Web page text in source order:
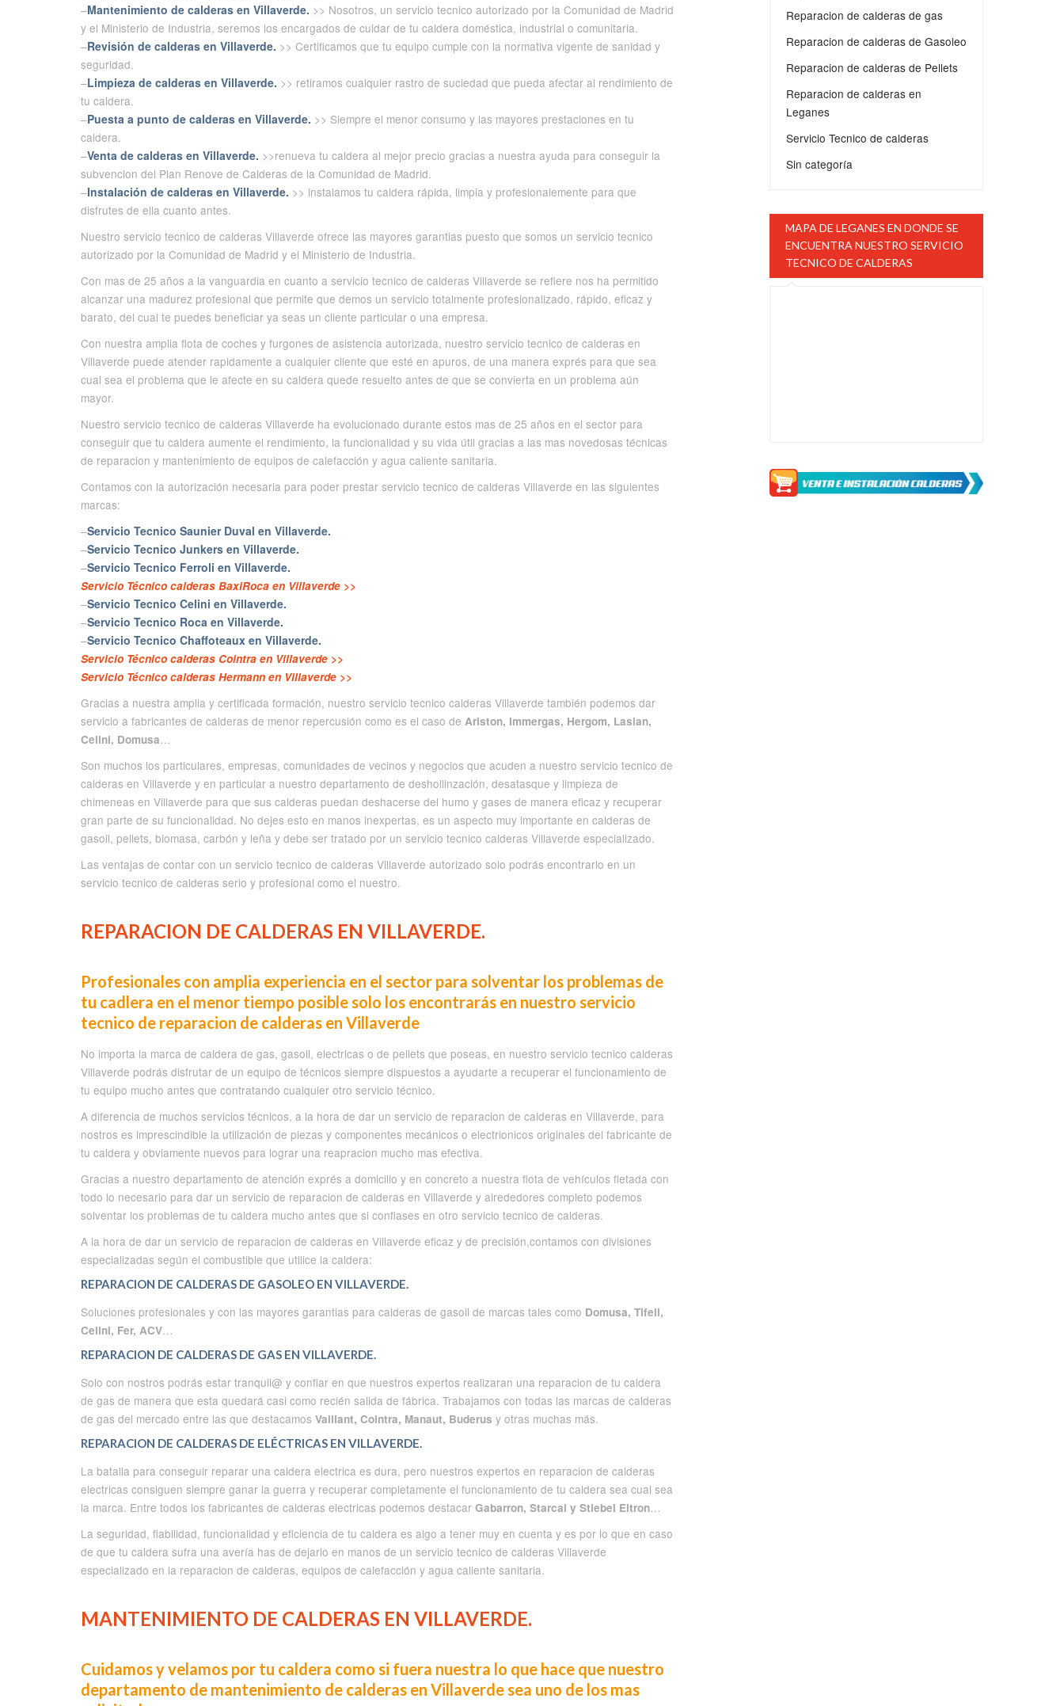
–Mantenimiento de calderas en Villaverde. >> Nosotros, un servicio tecnico autorizado por la Comunidad de Madrid
y el Ministerio de Industria, seremos los encargados de cuidar de tu caldera doméstica, industrial o comunitaria.
–Revisión de calderas en Villaverde. >> Certificamos que tu equipo cumple con la normativa vigente de sanidad y
seguridad.
–Limpieza de calderas en Villaverde. >> retiramos cualquier rastro de suciedad que pueda afectar al rendimiento de
tu caldera.
–Puesta a punto de calderas en Villaverde. >> Siempre el menor consumo y las mayores prestaciones en tu
caldera.
–Venta de calderas en Villaverde. >>renueva tu caldera al mejor precio gracias a nuestra ayuda para conseguir la
subvencion del Plan Renove de Calderas de la Comunidad de Madrid.
–Instalación de calderas en Villaverde. >> instalamos tu caldera rápida, limpia y profesionalemente para que
disfrutes de ella cuanto antes.
Nuestro servicio tecnico de calderas Villaverde ofrece las mayores garantias puesto que somos un servicio tecnico
autorizado por la Comunidad de Madrid y el Ministerio de Industria.
Con mas de 25 años a la vanguardia en cuanto a servicio tecnico de calderas Villaverde se refiere nos ha permitido
alcanzar una madurez profesional que permite que demos un servicio totalmente profesionalizado, rápido, eficaz y
barato, del cual te puedes beneficiar ya seas un cliente particular o una empresa.
Con nuestra amplia flota de coches y furgones de asistencia autorizada, nuestro servicio tecnico de calderas en
Villaverde puede atender rapidamente a cualquier cliente que esté en apuros, de una manera exprés para que sea
cual sea el problema que le afecte en su caldera quede resuelto antes de que se convierta en un problema aún
mayor.
Nuestro servicio tecnico de calderas Villaverde ha evolucionado durante estos mas de 25 años en el sector para
conseguir que tu caldera aumente el rendimiento, la funcionalidad y su vida útil gracias a las mas novedosas técnicas
de reparacion y mantenimiento de equipos de calefacción y agua caliente sanitaria.
Contamos con la autorización necesaria para poder prestar servicio tecnico de calderas Villaverde en las siguientes
marcas:
–Servicio Tecnico Saunier Duval en Villaverde.
–Servicio Tecnico Junkers en Villaverde.
–Servicio Tecnico Ferroli en Villaverde.
Servicio Técnico calderas BaxiRoca en Villaverde >>
–Servicio Tecnico Celini en Villaverde.
–Servicio Tecnico Roca en Villaverde.
–Servicio Tecnico Chaffoteaux en Villaverde.
Servicio Técnico calderas Cointra en Villaverde >>
Servicio Técnico calderas Hermann en Villaverde >>
Gracias a nuestra amplia y certificada formación, nuestro servicio tecnico calderas Villaverde también podemos dar
servicio a fabricantes de calderas de menor repercusión como es el caso de Ariston, Immergas, Hergom, Lasian,
Celini, Domusa…
Son muchos los particulares, empresas, comunidades de vecinos y negocios que acuden a nuestro servicio tecnico de
calderas en Villaverde y en particular a nuestro departamento de deshollinzación, desatasque y limpieza de
chimeneas en Villaverde para que sus calderas puedan deshacerse del humo y gases de manera eficaz y recuperar
gran parte de su funcionalidad. No dejes esto en manos inexpertas, es un aspecto muy importante en calderas de
gasoil, pellets, biomasa, carbón y leña y debe ser tratado por un servicio tecnico calderas Villaverde especializado.
Las ventajas de contar con un servicio tecnico de calderas Villaverde autorizado solo podrás encontrarlo en un
servicio tecnico de calderas serio y profesional como el nuestro.
REPARACION DE CALDERAS EN VILLAVERDE.
Profesionales con amplia experiencia en el sector para solventar los problemas de
tu cadlera en el menor tiempo posible solo los encontrarás en nuestro servicio
tecnico de reparacion de calderas en Villaverde
No importa la marca de caldera de gas, gasoil, electricas o de pellets que poseas, en nuestro servicio tecnico calderas
Villaverde podrás disfrutar de un equipo de técnicos siempre dispuestos a ayudarte a recuperar el funcionamiento de
tu equipo mucho antes que contratando cualquier otro servicio técnico.
A diferencia de muchos servicios técnicos, a la hora de dar un servicio de reparacion de calderas en Villaverde, para
nostros es imprescindible la utilización de piezas y componentes mecánicos o electrionicos originales del fabricante de
tu caldera y obviamente nuevos para lograr una reapracion mucho mas efectiva.
Gracias a nuestro departamento de atención exprés a domicilio y en concreto a nuestra flota de vehículos fletada con
todo lo necesario para dar un servicio de reparacion de calderas en Villaverde y alrededores completo podemos
solventar los problemas de tu caldera mucho antes que si confiases en otro servicio tecnico de calderas.
A la hora de dar un servicio de reparacion de calderas en Villaverde eficaz y de precisión,contamos con divisiones
especializadas según el combustible que utilice la caldera:
REPARACION DE CALDERAS DE GASOLEO EN VILLAVERDE.
Soluciones profesionales y con las mayores garantias para calderas de gasoil de marcas tales como Domusa, Tifell,
Celini, Fer, ACV…
REPARACION DE CALDERAS DE GAS EN VILLAVERDE.
Solo con nostros podrás estar tranquil@ y confiar en que nuestros expertos realizaran una reparacion de tu caldera
de gas de manera que esta quedará casi como recién salida de fábrica. Trabajamos con todas las marcas de calderas
de gas del mercado entre las que destacamos Vaillant, Cointra, Manaut, Buderus y otras muchas más.
REPARACION DE CALDERAS DE ELÉCTRICAS EN VILLAVERDE.
La batalla para conseguir reparar una caldera electrica es dura, pero nuestros expertos en reparacion de calderas
electricas consiguen siempre ganar la guerra y recuperar completamente el funcionamiento de tu caldera sea cual sea
la marca. Entre todos los fabricantes de calderas electricas podemos destacar Gabarron, Starcal y Stiebel Eltron…
La seguridad, fiabilidad, funcionalidad y eficiencia de tu caldera es algo a tener muy en cuenta y es por lo que en caso
de que tu caldera sufra una avería has de dejarlo en manos de un servicio tecnico de calderas Villaverde
especializado en la reparacion de calderas, equipos de calefacción y agua caliente sanitaria.
MANTENIMIENTO DE CALDERAS EN VILLAVERDE.
Cuidamos y velamos por tu caldera como si fuera nuestra lo que hace que nuestro
departamento de mantenimiento de calderas en Villaverde sea uno de los mas
Reparacion de calderas de gas
Reparacion de calderas de Gasoleo
Reparacion de calderas de Pellets
Reparacion de calderas en
Leganes
Servicio Tecnico de calderas
Sin categoría
MAPA DE LEGANES EN DONDE SE
ENCUENTRA NUESTRO SERVICIO
TECNICO DE CALDERAS